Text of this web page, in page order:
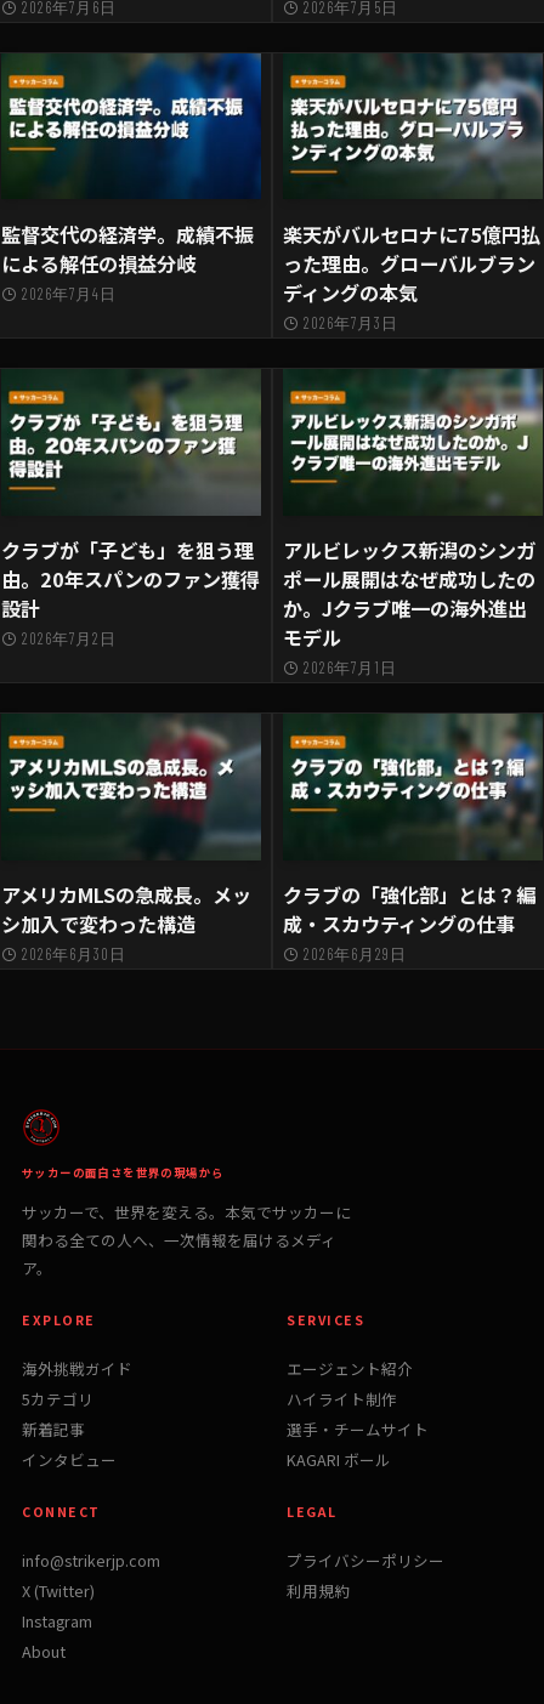
2026年7月6日 2026年7月5日
監督交代の経済学。成績不振
による解任の損益分岐
2026年7月4日
楽天がバルセロナに75億円払
った理由。グローバルブラン
ディングの本気
2026年7月3日
クラブが「子ども」を狙う理
由。20年スパンのファン獲得
設計
2026年7月2日
アルビレックス新潟のシンガ
ポール展開はなぜ成功したの
か。Jクラブ唯一の海外進出
モデル
2026年7月1日
アメリカMLSの急成長。メッ
シ加入で変わった構造
2026年6月30日
クラブの「強化部」とは？編
成・スカウティングの仕事
2026年6月29日
サッカーの面白さを世界の現場から
サッカーで、世界を変える。本気でサッカーに
関わる全ての人へ、一次情報を届けるメディ
ア。
EXPLORE
海外挑戦ガイド
5カテゴリ
新着記事
インタビュー
SERVICES
エージェント紹介
ハイライト制作
選手・チームサイト
KAGARI ボール
CONNECT
info@strikerjp.com
X (Twitter)
Instagram
About
LEGAL
プライバシーポリシー
利用規約